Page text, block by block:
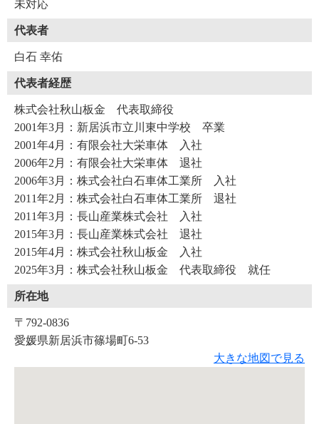
未対応
代表者
白石 幸佑
代表者経歴
株式会社秋山板金 代表取締役
2001年3月：新居浜市立川東中学校 卒業
2001年4月：有限会社大栄車体 入社
2006年2月：有限会社大栄車体 退社
2006年3月：株式会社白石車体工業所 入社
2011年2月：株式会社白石車体工業所 退社
2011年3月：長山産業株式会社 入社
2015年3月：長山産業株式会社 退社
2015年4月：株式会社秋山板金 入社
2025年3月：株式会社秋山板金 代表取締役 就任
所在地
〒792-0836
愛媛県新居浜市篠場町6-53
大きな地図で見る